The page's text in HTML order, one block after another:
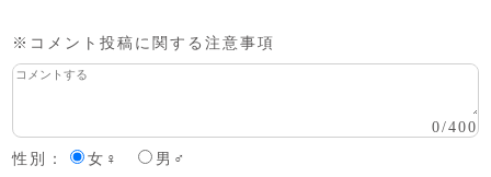
※コメント投稿に関する注意事項
0/400
性別：
女♀ 男♂